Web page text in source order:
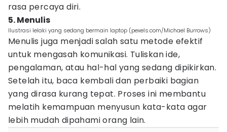
rasa percaya diri.
5. Menulis
Ilustrasi lelaki yang sedang bermain laptop (pexels.com/Michael Burrows)
Menulis juga menjadi salah satu metode efektif
untuk mengasah komunikasi. Tuliskan ide,
pengalaman, atau hal-hal yang sedang dipikirkan.
Setelah itu, baca kembali dan perbaiki bagian
yang dirasa kurang tepat. Proses ini membantu
melatih kemampuan menyusun kata-kata agar
lebih mudah dipahami orang lain.